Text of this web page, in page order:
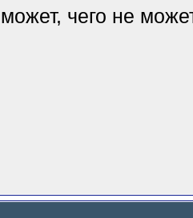
может, чего не